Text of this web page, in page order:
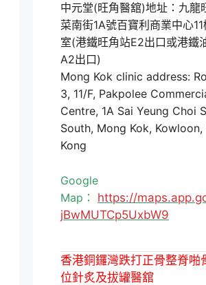
中元堂(旺角醫舘)地址：九龍
菜南街1A號百寶利商業中心
室(港鐵旺角站E2出口或港鐵
A2出口)
Mong Kok clinic address:
3, 11/F, Pakpolee
Centre, 1A Sai Yeung Choi
South, Mong Kok, Kowloon,
Kong
Google
Map： https://
jBwMUTCp5UxbW9
香港銅鑼灣跌打正骨整脊啪
位針炙及拔罐醫舘